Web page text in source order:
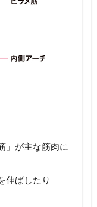
」が主な筋肉に
伸ばしたり